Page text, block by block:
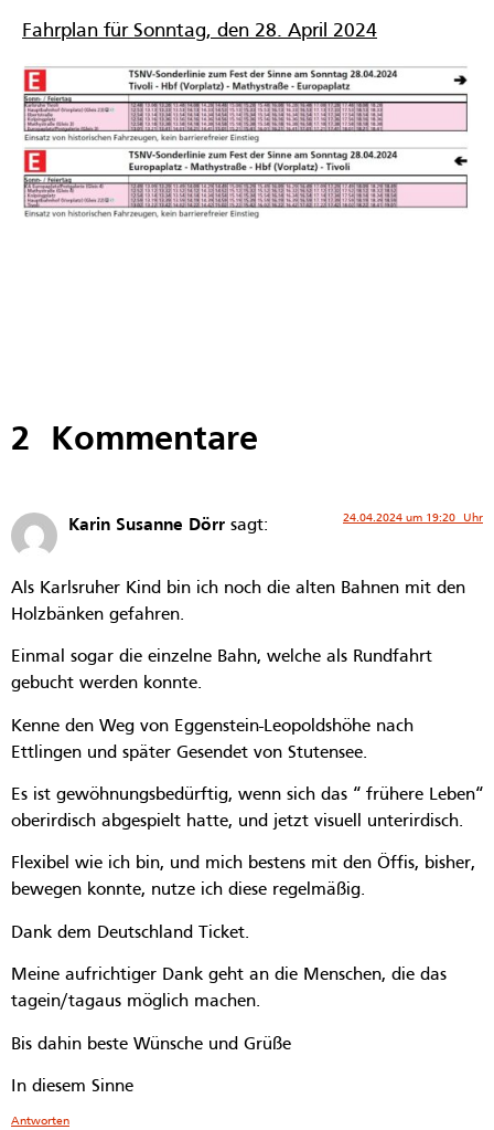
Fahrplan für Sonntag, den 28. April 2024
2 Kommentare
Karin Susanne Dörr sagt: 24.04.2024 um 19:20 Uhr
Als Karlsruher Kind bin ich noch die alten Bahnen mit den
Holzbänken gefahren.
Einmal sogar die einzelne Bahn, welche als Rundfahrt
gebucht werden konnte.
Kenne den Weg von Eggenstein-Leopoldshöhe nach
Ettlingen und später Gesendet von Stutensee.
Es ist gewöhnungsbedürftig, wenn sich das “ frühere Leben“
oberirdisch abgespielt hatte, und jetzt visuell unterirdisch.
Flexibel wie ich bin, und mich bestens mit den Öffis, bisher,
bewegen konnte, nutze ich diese regelmäßig.
Dank dem Deutschland Ticket.
Meine aufrichtiger Dank geht an die Menschen, die das
tagein/tagaus möglich machen.
Bis dahin beste Wünsche und Grüße
In diesem Sinne
Antworten